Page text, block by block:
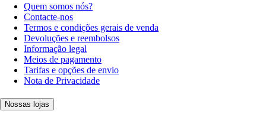
Quem somos nós?
Contacte-nos
Termos e condições gerais de venda
Devoluções e reembolsos
Informação legal
Meios de pagamento
Tarifas e opções de envio
Nota de Privacidade
Nossas lojas